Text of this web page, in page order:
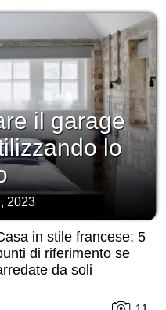
il garage
lo
2023
in stile francese: 5
di riferimento se
da soli